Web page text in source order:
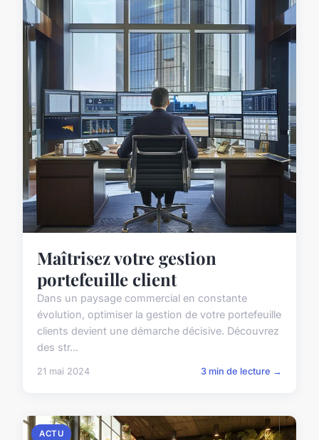
Maîtrisez votre gestion
portefeuille client
Dans un paysage commercial en constante
évolution, optimiser la gestion de votre portefeuille
clients devient une démarche décisive. Découvrez
des str...
21 mai 2024 3 min de lecture →
ACTU